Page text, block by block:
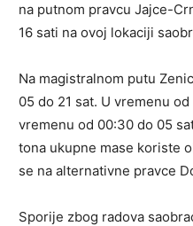
na putnom pravcu Jajce-
16 sati na ovoj lokaciji
Na magistralnom putu
05 do 21 sat. U vremenu
vremenu od 00:30 do 05
tona ukupne mase koriste
se na alternativne pravce
Sporije zbog radova